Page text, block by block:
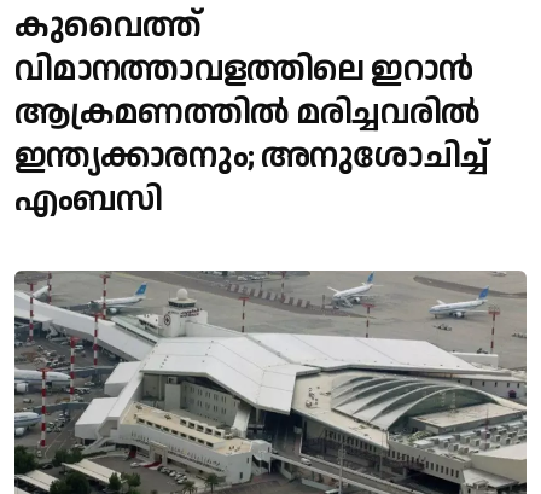
കുവൈത്ത്
വിമാനത്താവളത്തിലെ ഇറാൻ
ആക്രമണത്തിൽ മരിച്ചവരിൽ
ഇന്ത്യക്കാരനും; അനുശോചിച്ച്
എംബസി